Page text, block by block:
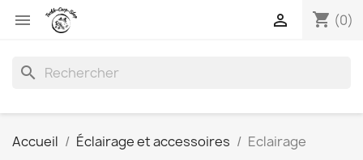
 shopping_cart (0)

search
Accueil Éclairage et accessoires Eclairage